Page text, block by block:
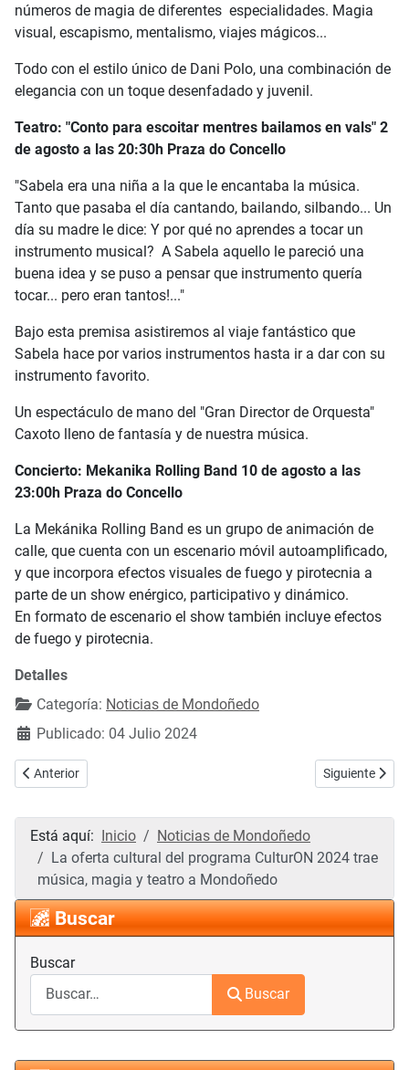
números de magia de diferentes especialidades. Magia
visual, escapismo, mentalismo, viajes mágicos...
Todo con el estilo único de Dani Polo, una combinación de
elegancia con un toque desenfadado y juvenil.
Teatro: "Conto para escoitar mentres bailamos en vals" 2
de agosto a las 20:30h Praza do Concello
"Sabela era una niña a la que le encantaba la música.
Tanto que pasaba el día cantando, bailando, silbando... Un
día su madre le dice: Y por qué no aprendes a tocar un
instrumento musical? A Sabela aquello le pareció una
buena idea y se puso a pensar que instrumento quería
tocar... pero eran tantos!..."
Bajo esta premisa asistiremos al viaje fantástico que
Sabela hace por varios instrumentos hasta ir a dar con su
instrumento favorito.
Un espectáculo de mano del "Gran Director de Orquesta"
Caxoto lleno de fantasía y de nuestra música.
Concierto: Mekanika Rolling Band 10 de agosto a las
23:00h Praza do Concello
La Mekánika Rolling Band es un grupo de animación de
calle, que cuenta con un escenario móvil autoamplificado,
y que incorpora efectos visuales de fuego y pirotecnia a
parte de un show enérgico, participativo y dinámico.
En formato de escenario el show también incluye efectos
de fuego y pirotecnia.
Detalles
Categoría: Noticias de Mondoñedo
Publicado: 04 Julio 2024
Artículo anterior: Una nueva edición de la Feria de Artesanía Os
Anterior Artículo
Siguiente
Está aquí: Inicio
Noticias de Mondoñedo
La oferta cultural del programa CulturON 2024 trae
música, magia y teatro a Mondoñedo
Buscar
Buscar
Buscar